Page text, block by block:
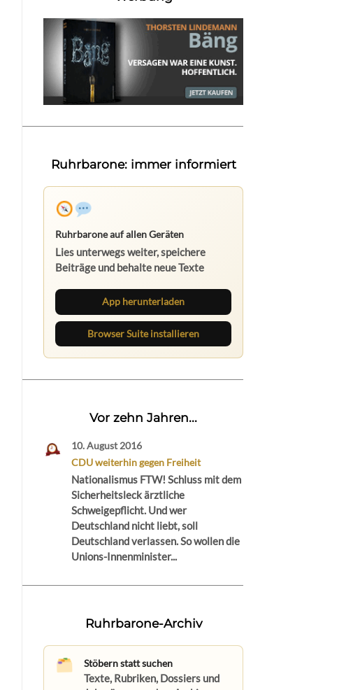
Ruhrbarone: immer informiert
Ruhrbarone auf allen Geräten
Lies unterwegs weiter, speichere
Beiträge und behalte neue Texte
App herunterladen
Browser Suite installieren
Vor zehn Jahren...
10. August 2016
CDU weiterhin gegen Freiheit
Nationalismus FTW! Schluss mit dem
Sicherheitsleck ärztliche
Schweigepflicht. Und wer
Deutschland nicht liebt, soll
Deutschland verlassen. So wollen die
Unions-Innenminister...
Ruhrbarone-Archiv
Stöbern statt suchen
Texte, Rubriken, Dossiers und